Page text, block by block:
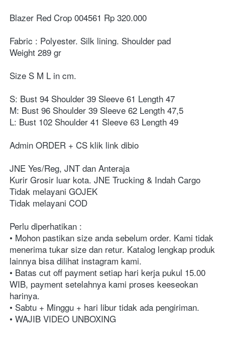
Blazer Red Crop 004561 Rp 320.000⁣
Fabric : Polyester. Silk lining. Shoulder pad
Weight 289 gr ⁣
Size S M L in cm. ⁣
S: Bust 94 Shoulder 39 Sleeve 61 Length 47
M: Bust 96 Shoulder 39 Sleeve 62 Length 47,5
L: Bust 102 Shoulder 41 Sleeve 63 Length 49
⁣⁣⁣⁣⁣⁣⁣⁣⁣⁣Admin ORDER + CS klik link dibio⁣⁣⁣⁣⁣⁣⁣⁣⁣⁣⁣⁣⁣⁣⁣⁣⁣⁣⁣⁣⁣⁣⁣⁣⁣⁣⁣⁣⁣⁣⁣⁣⁣⁣⁣⁣⁣⁣⁣⁣⁣⁣
JNE Yes/Reg, JNT dan Anteraja⁣⁣⁣⁣⁣⁣⁣⁣⁣⁣⁣⁣⁣⁣⁣⁣⁣⁣⁣⁣⁣⁣⁣
Kurir Grosir luar kota. JNE Trucking & Indah Cargo⁣⁣⁣⁣⁣⁣⁣⁣⁣⁣⁣⁣⁣⁣⁣⁣⁣⁣⁣⁣⁣⁣⁣⁣⁣⁣⁣⁣⁣⁣⁣⁣⁣⁣⁣⁣⁣⁣⁣⁣⁣⁣
Tidak melayani GOJEK⁣⁣⁣⁣⁣⁣⁣⁣⁣⁣⁣⁣⁣⁣⁣⁣⁣⁣⁣⁣⁣⁣⁣⁣⁣⁣⁣⁣⁣⁣⁣⁣⁣⁣⁣⁣⁣⁣⁣⁣⁣⁣
Tidak melayani COD⁣⁣⁣⁣⁣⁣⁣⁣⁣⁣⁣⁣⁣⁣⁣⁣⁣⁣⁣⁣⁣⁣⁣⁣⁣⁣⁣⁣⁣⁣⁣⁣⁣⁣⁣⁣⁣⁣⁣⁣
Perlu diperhatikan :⁣⁣⁣⁣⁣⁣⁣⁣⁣⁣⁣⁣⁣⁣⁣⁣⁣⁣⁣⁣⁣⁣⁣⁣⁣⁣⁣⁣⁣⁣⁣⁣⁣⁣⁣⁣⁣⁣⁣⁣⁣⁣⁣⁣⁣⁣⁣
• Mohon pastikan size anda sebelum order. Kami tidak
menerima tukar size dan retur. Katalog lengkap produk
lainnya bisa dilihat instagram kami.⁣⁣⁣⁣⁣⁣⁣⁣⁣⁣⁣⁣⁣⁣⁣⁣⁣⁣⁣⁣⁣⁣⁣⁣⁣⁣⁣⁣⁣⁣⁣⁣⁣⁣⁣⁣⁣⁣⁣⁣⁣⁣⁣⁣⁣⁣⁣
• Batas cut off payment setiap hari kerja pukul 15.00
WIB, payment setelahnya kami proses keeseokan
harinya. ⁣⁣⁣⁣⁣⁣⁣⁣⁣⁣⁣⁣⁣⁣⁣⁣⁣⁣⁣⁣⁣⁣⁣⁣⁣⁣⁣⁣⁣⁣⁣⁣⁣⁣⁣⁣⁣⁣⁣⁣⁣⁣⁣⁣⁣⁣
• Sabtu + Minggu + hari libur tidak ada pengiriman. ⁣⁣⁣⁣⁣⁣⁣⁣⁣⁣⁣⁣⁣⁣⁣⁣⁣⁣⁣⁣⁣⁣⁣⁣⁣⁣⁣⁣⁣⁣⁣⁣⁣⁣⁣⁣⁣⁣⁣⁣⁣⁣⁣⁣⁣⁣
• WAJIB VIDEO UNBOXING⁣⁣⁣⁣⁣⁣⁣⁣⁣⁣⁣⁣⁣⁣⁣⁣⁣⁣